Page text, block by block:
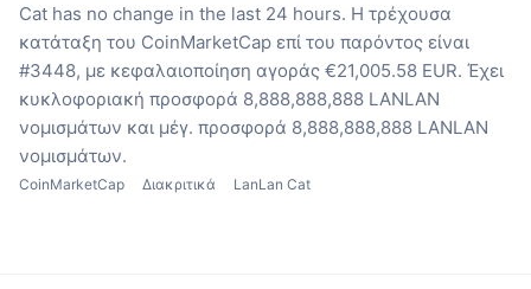
Cat has no change in the last 24 hours. Η τρέχουσα
κατάταξη του CoinMarketCap επί του παρόντος είναι
#3448, με κεφαλαιοποίηση αγοράς €21,005.58 EUR. Έχει
κυκλοφοριακή προσφορά 8,888,888,888 LANLAN
νομισμάτων και μέγ. προσφορά 8,888,888,888 LANLAN
νομισμάτων.
CoinMarketCap Διακριτικά LanLan Cat